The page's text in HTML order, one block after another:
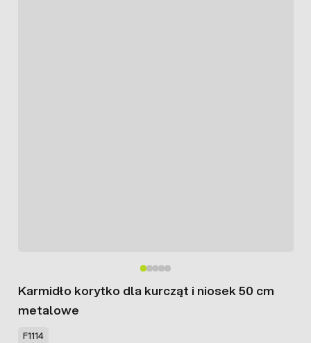
Karmidło korytko dla kurcząt i niosek 50 cm
metalowe
F1114